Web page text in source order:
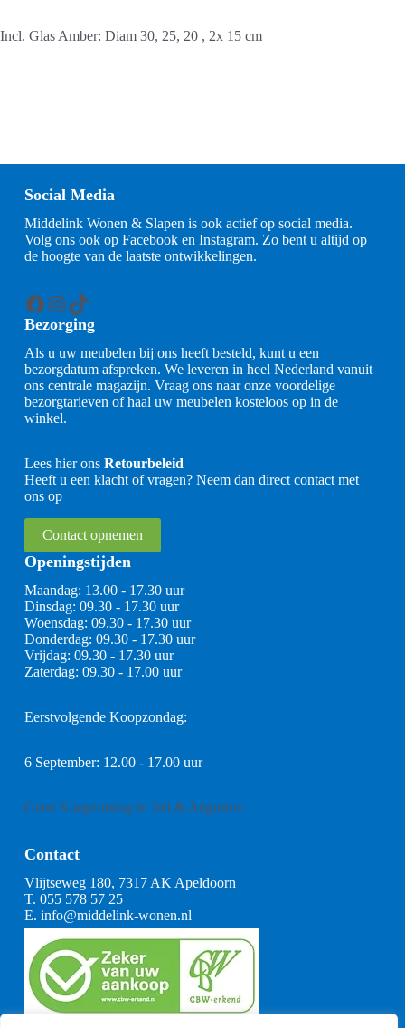
Incl. Glas Amber: Diam 30, 25, 20 , 2x 15 cm
Social Media
Middelink Wonen & Slapen is ook actief op social media.
Volg ons ook op Facebook en Instagram. Zo bent u altijd op
de hoogte van de laatste ontwikkelingen.
Facebook
Instagram
TikTok
Bezorging
Als u uw meubelen bij ons heeft besteld, kunt u een
bezorgdatum afspreken. We leveren in heel Nederland vanuit
ons centrale magazijn. Vraag ons naar onze voordelige
bezorgtarieven of haal uw meubelen kosteloos op in de
winkel.
Lees hier ons Retourbeleid
Heeft u een klacht of vragen? Neem dan direct contact met
ons op
Contact opnemen
Openingstijden
Maandag: 13.00 - 17.30 uur
Dinsdag: 09.30 - 17.30 uur
Woensdag: 09.30 - 17.30 uur
Donderdag: 09.30 - 17.30 uur
Vrijdag: 09.30 - 17.30 uur
Zaterdag: 09.30 - 17.00 uur
Eerstvolgende Koopzondag:
6 September: 12.00 - 17.00 uur
Geen Koopzondag in Juli & Augustus
Contact
Vlijtseweg 180, 7317 AK Apeldoorn
T. 055 578 57 25
E. info@middelink-wonen.nl